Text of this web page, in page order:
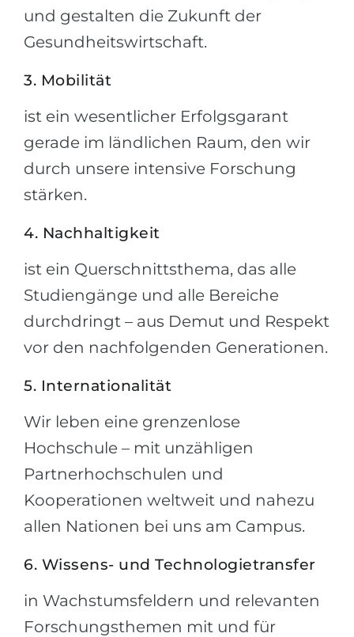
und gestalten die Zukunft der
Gesundheitswirtschaft.
3. Mobilität
ist ein wesentlicher Erfolgsgarant
gerade im ländlichen Raum, den wir
durch unsere intensive Forschung
stärken.
4. Nachhaltigkeit
ist ein Querschnittsthema, das alle
Studiengänge und alle Bereiche
durchdringt – aus Demut und Respekt
vor den nachfolgenden Generationen.
5. Internationalität
Wir leben eine grenzenlose
Hochschule – mit unzähligen
Partnerhochschulen und
Kooperationen weltweit und nahezu
allen Nationen bei uns am Campus.
6. Wissens- und Technologietransfer
in Wachstumsfeldern und relevanten
Forschungsthemen mit und für